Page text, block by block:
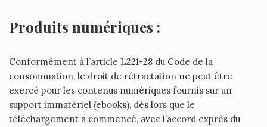
Produits numériques :
Conformément à l’article L221-28 du Code de la
consommation, le droit de rétractation ne peut être
exercé pour les contenus numériques fournis sur un
support immatériel (ebooks), dès lors que le
téléchargement a commencé, avec l’accord exprès du